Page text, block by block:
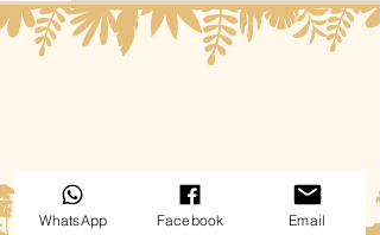
WhatsApp Facebook Email